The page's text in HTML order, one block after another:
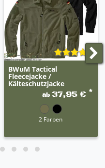
BWuM Tactical
Fleecejacke /
Kälteschutzjacke
ab 37,95 € *
2 Farben